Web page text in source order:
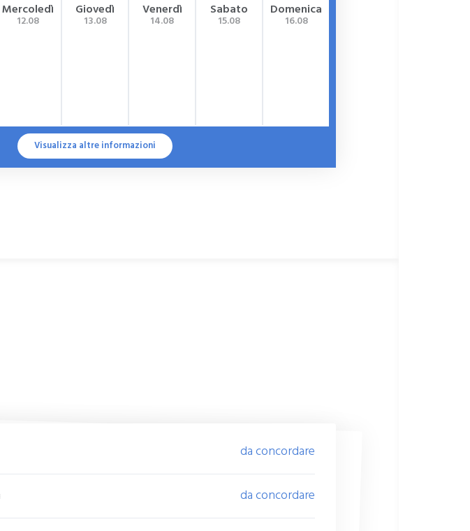
Mercoledì
12.08
Giovedì
13.08
Venerdì
14.08
Sabato
15.08
Domenica
16.08
Visualizza altre informazioni
da concordare
da concordare